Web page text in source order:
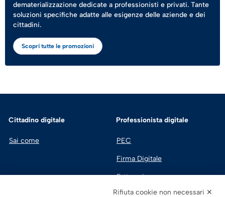
dematerializzazione dedicate a professionisti e privati. Tante
soluzioni specifiche adatte alle esigenze delle aziende e dei
cittadini.
Scopri tutte le promozioni
Cittadino digitale
Sai come
Professionista digitale
PEC
Firma Digitale
Fatturazione
Rifiuta cookie non necessari ✕